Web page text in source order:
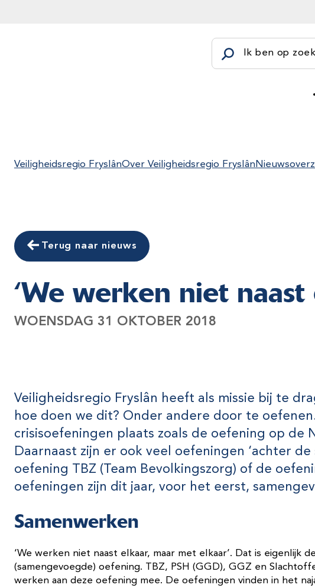
Ik ben op
Veiligheidsregio FryslânOver Veiligheidsregio Fryslân
Terug naar nieuws
‘We werken niet
WOENSDAG 31 OKTOBER 2018
Veiligheidsregio Fryslân heeft als missie bij te
hoe doen we dit? Onder andere door te
crisisoefeningen plaats zoals de oefening op de
Daarnaast zijn er ook veel oefeningen ‘achter
oefening TBZ (Team Bevolkingszorg) of de
oefeningen zijn dit jaar, voor het eerst,
Samenwerken
‘We werken niet naast elkaar, maar met elkaar’. Dat is eigenlijk
(samengevoegde) oefening. TBZ, PSH (GGD), GGZ en
werken aan deze oefening mee. De oefeningen vinden in het